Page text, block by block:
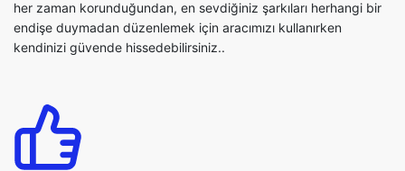
Tüm Ses Formatları ile Uyumlu
Şarkı Düzenleyicimiz, seçtiğiniz her tür müziği işlemenizi
sağlayan çok çeşitli ses formatlarıyla uyumlu olacak şekilde